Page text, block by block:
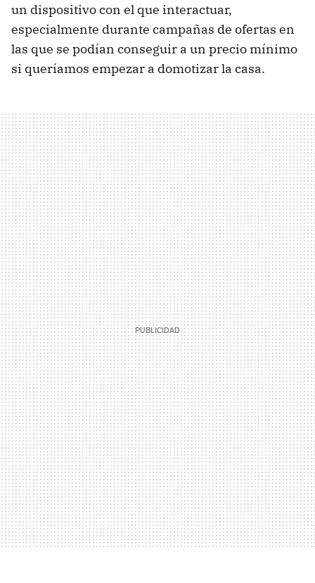
un dispositivo con el que interactuar,
especialmente durante campañas de ofertas en
las que se podían conseguir a un precio mínimo
si queríamos empezar a domotizar la casa.